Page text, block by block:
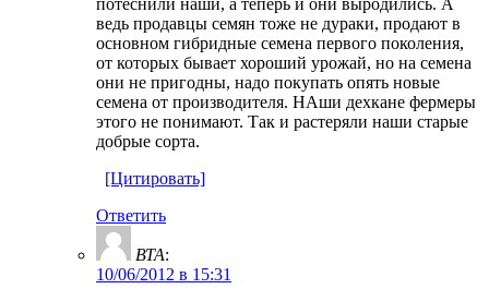
ведь продавцы семян тоже не дураки, продают в
основном гибридные семена первого поколения,
от которых бывает хороший урожай, но на семена
они не пригодны, надо покупать опять новые
семена от производителя. НАши дехкане фермеры
этого не понимают. Так и растеряли наши старые
добрые сорта.
[Цитировать]
Ответить
ВТА:
10/06/2012 в 15:31